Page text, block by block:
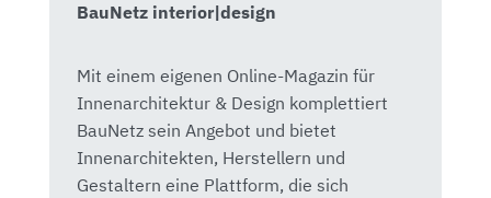
BauNetz interior|design
Mit einem eigenen Online-Magazin für
Innenarchitektur & Design komplettiert
BauNetz sein Angebot und bietet
Innenarchitekten, Herstellern und
Gestaltern eine Plattform, die sich